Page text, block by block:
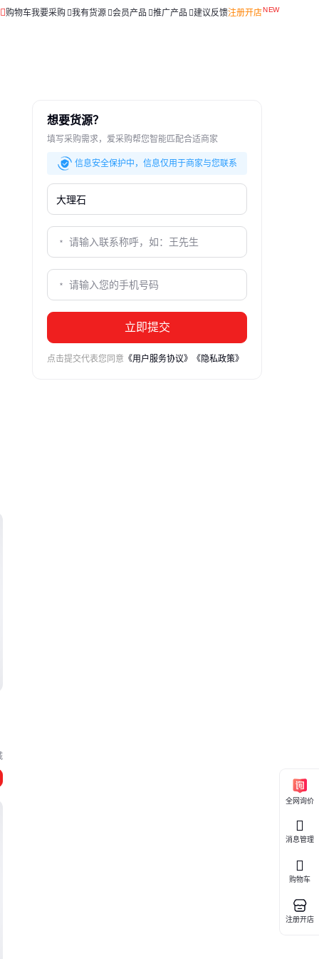
购物车我要采购 我有货源 会员产品 推广产品 建议反馈注册开店
想要货源？
填写采购需求，爱采购帮您智能匹配合适商家
信息安全保护中，信息仅用于商家与您联系
立即提交
点击提交代表您同意 《用户服务协议》 《隐私政策》
全网询价
消息管理
购物车
注册开店